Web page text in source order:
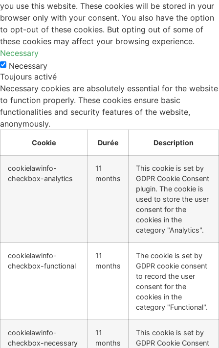
you use this website. These cookies will be stored in your
browser only with your consent. You also have the option
to opt-out of these cookies. But opting out of some of
these cookies may affect your browsing experience.
Necessary
Necessary
Toujours activé
Necessary cookies are absolutely essential for the website
to function properly. These cookies ensure basic
functionalities and security features of the website,
anonymously.
Cookie Durée Description
cookielawinfo-
checkbox-analytics
11
months
This cookie is set by
GDPR Cookie Consent
plugin. The cookie is
used to store the user
consent for the
cookies in the
category "Analytics".
cookielawinfo-
checkbox-functional
11
months
The cookie is set by
GDPR cookie consent
to record the user
consent for the
cookies in the
category "Functional".
cookielawinfo-
checkbox-necessary
11
months
This cookie is set by
GDPR Cookie Consent